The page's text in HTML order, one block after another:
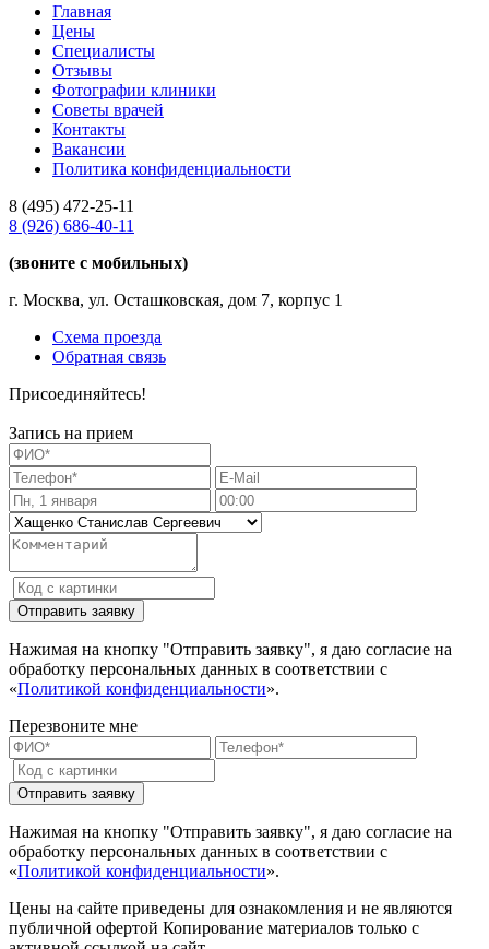
Главная
Цены
Специалисты
Отзывы
Фотографии клиники
Советы врачей
Контакты
Вакансии
Политика конфиденциальности
8 (495) 472-25-11
8 (926) 686-40-11
(звоните с мобильных)
г. Москва, ул. Осташковская, дом 7, корпус 1
Схема проезда
Обратная связь
Присоединяйтесь!
Запись на прием
Нажимая на кнопку "Отправить заявку", я даю согласие на
обработку персональных данных в соответствии с
«Политикой конфиденциальности».
Перезвоните мне
Нажимая на кнопку "Отправить заявку", я даю согласие на
обработку персональных данных в соответствии с
«Политикой конфиденциальности».
Цены на сайте приведены для ознакомления и не являются
публичной офертой Копирование материалов только с